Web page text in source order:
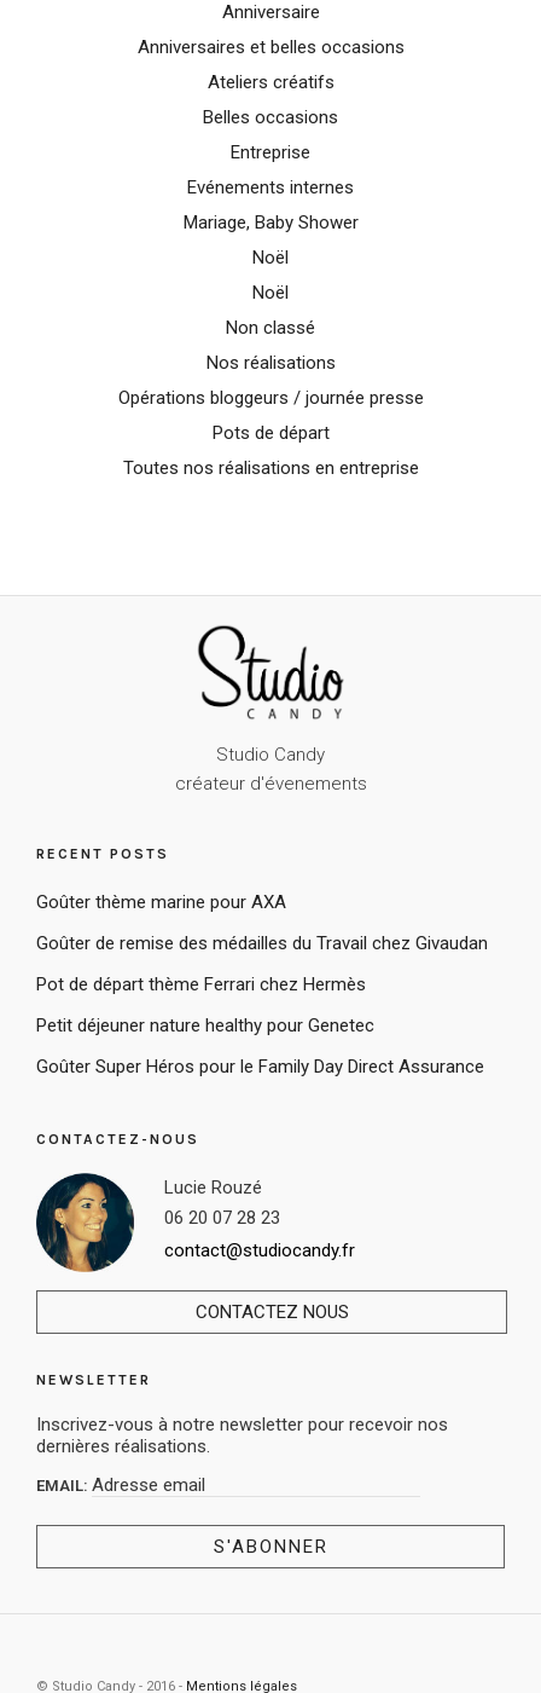
Anniversaire
Anniversaires et belles occasions
Ateliers créatifs
Belles occasions
Entreprise
Evénements internes
Mariage, Baby Shower
Noël
Noël
Non classé
Nos réalisations
Opérations bloggeurs / journée presse
Pots de départ
Toutes nos réalisations en entreprise
Studio Candy
créateur d'évenements
RECENT POSTS
Goûter thème marine pour AXA
Goûter de remise des médailles du Travail chez Givaudan
Pot de départ thème Ferrari chez Hermès
Petit déjeuner nature healthy pour Genetec
Goûter Super Héros pour le Family Day Direct Assurance
CONTACTEZ-NOUS
Lucie Rouzé
06 20 07 28 23
contact@studiocandy.fr
CONTACTEZ NOUS
NEWSLETTER
Inscrivez-vous à notre newsletter pour recevoir nos
dernières réalisations.
EMAIL:
© Studio Candy - 2016 - Mentions légales